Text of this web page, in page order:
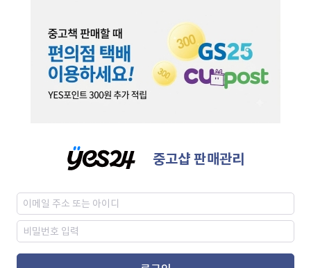
중고샵 판매관리